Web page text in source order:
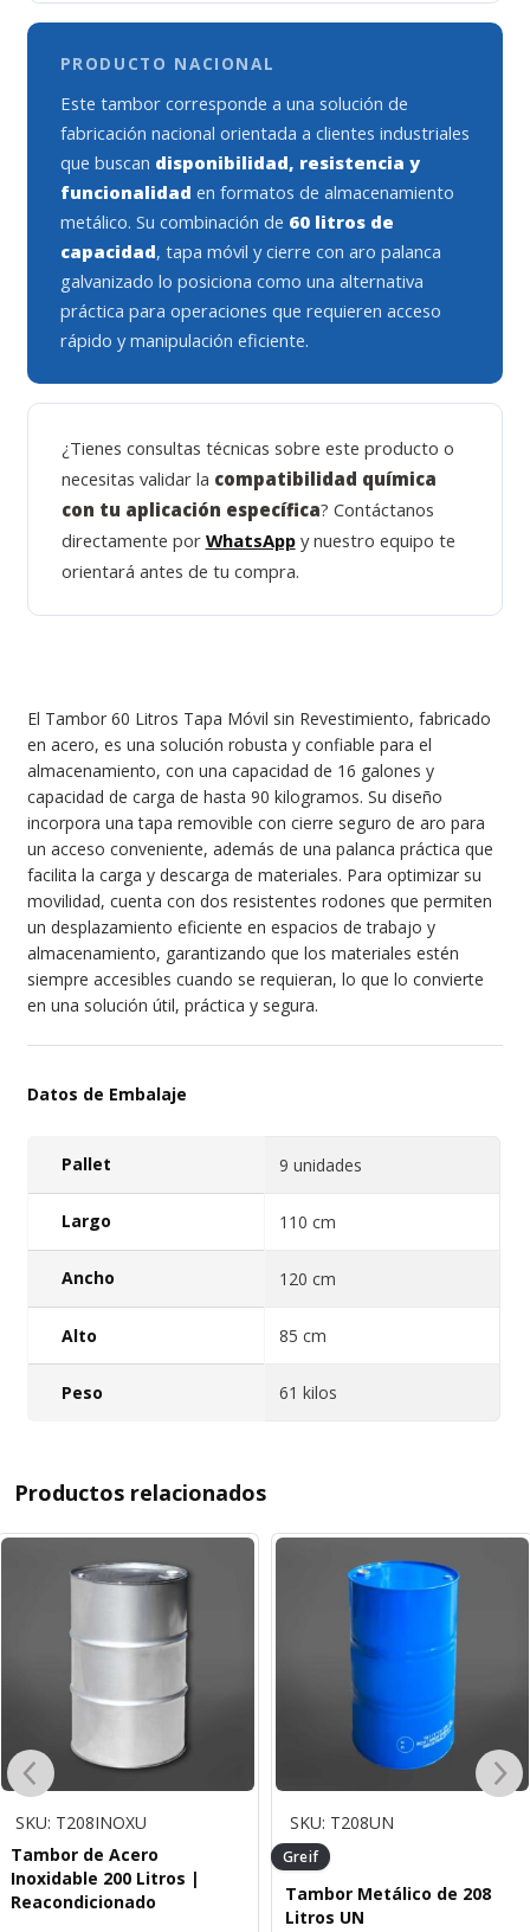
PRODUCTO NACIONAL
Este tambor corresponde a una solución de
fabricación nacional orientada a clientes industriales
que buscan disponibilidad, resistencia y
funcionalidad en formatos de almacenamiento
metálico. Su combinación de 60 litros de
capacidad, tapa móvil y cierre con aro palanca
galvanizado lo posiciona como una alternativa
práctica para operaciones que requieren acceso
rápido y manipulación eficiente.
¿Tienes consultas técnicas sobre este producto o
necesitas validar la compatibilidad química
con tu aplicación específica? Contáctanos
directamente por WhatsAppy nuestro equipo te
orientará antes de tu compra.
El Tambor 60 Litros Tapa Móvil sin Revestimiento, fabricado
en acero, es una solución robusta y confiable para el
almacenamiento, con una capacidad de 16 galones y
capacidad de carga de hasta 90 kilogramos. Su diseño
incorpora una tapa removible con cierre seguro de aro para
un acceso conveniente, además de una palanca práctica que
facilita la carga y descarga de materiales. Para optimizar su
movilidad, cuenta con dos resistentes rodones que permiten
un desplazamiento eficiente en espacios de trabajo y
almacenamiento, garantizando que los materiales estén
siempre accesibles cuando se requieran, lo que lo convierte
en una solución útil, práctica y segura.
Datos de Embalaje
Pallet 9 unidades
Largo 110 cm
Ancho 120 cm
Alto 85 cm
Peso 61 kilos
Productos relacionados
SKU: T208INOXU
Tambor de Acero
Inoxidable 200 Litros |
Reacondicionado
SKU: T208UN
Greif
Tambor Metálico de 208
Litros UN